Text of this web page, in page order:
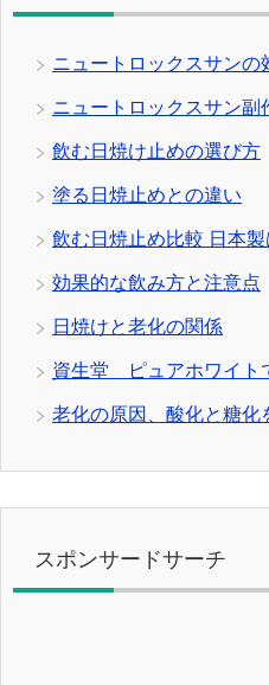
ニュートロックスサンの
ニュートロックスサン副
飲む日焼け止めの選び方
塗る日焼止めとの違い
飲む日焼止め比較 日本製
効果的な飲み方と注意点
日焼けと老化の関係
資生堂 ピュアホワイト
老化の原因、酸化と糖化
スポンサードサーチ